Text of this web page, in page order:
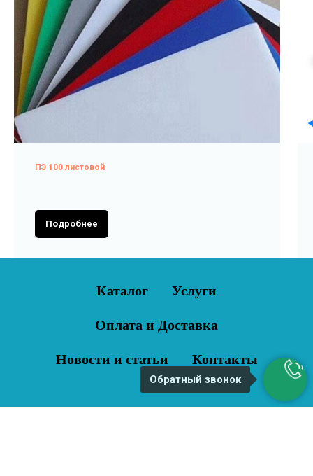
Обратный звонок
ПЭ 100 листовой
Подробнее
Каталог
Услуги
Оплата и Доставка
Новости и статьи
Контакты